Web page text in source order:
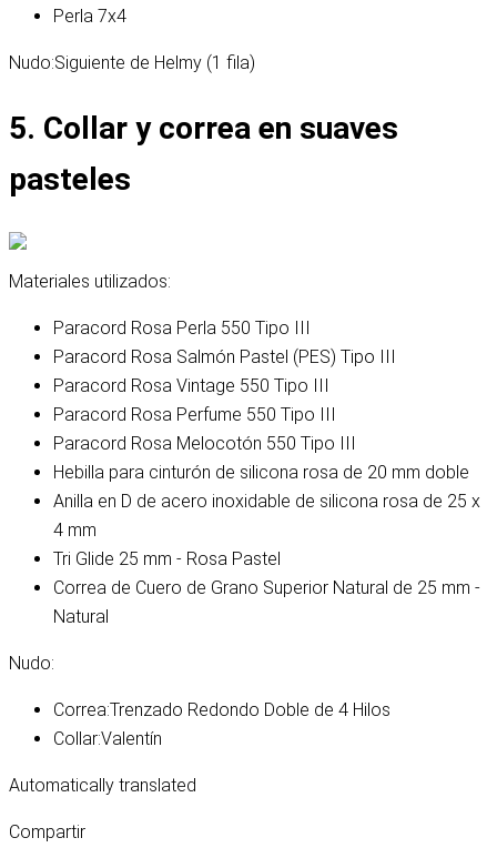
Perla 7x4
Nudo:Siguiente de Helmy (1 fila)
5. Collar y correa en suaves
pasteles
Materiales utilizados:
Paracord Rosa Perla 550 Tipo III
Paracord Rosa Salmón Pastel (PES) Tipo III
Paracord Rosa Vintage 550 Tipo III
Paracord Rosa Perfume 550 Tipo III
Paracord Rosa Melocotón 550 Tipo III
Hebilla para cinturón de silicona rosa de 20 mm doble
Anilla en D de acero inoxidable de silicona rosa de 25 x
4 mm
Tri Glide 25 mm - Rosa Pastel
Correa de Cuero de Grano Superior Natural de 25 mm -
Natural
Nudo:
Correa:Trenzado Redondo Doble de 4 Hilos
Collar:Valentín
Automatically translated
Compartir